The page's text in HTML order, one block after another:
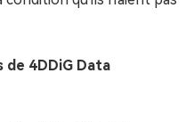
de 4DDiG Data